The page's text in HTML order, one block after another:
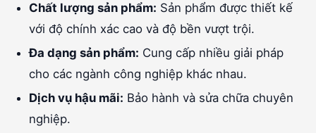
Chất lượng sản phẩm: Sản phẩm được thiết kế
với độ chính xác cao và độ bền vượt trội.
Đa dạng sản phẩm: Cung cấp nhiều giải pháp
cho các ngành công nghiệp khác nhau.
Dịch vụ hậu mãi: Bảo hành và sửa chữa chuyên
nghiệp.